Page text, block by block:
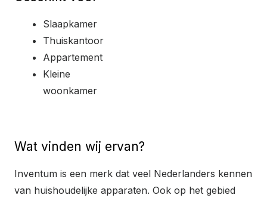
Slaapkamer
Thuiskantoor
Appartement
Kleine
woonkamer
Wat vinden wij ervan?
Inventum is een merk dat veel Nederlanders kennen
van huishoudelijke apparaten. Ook op het gebied